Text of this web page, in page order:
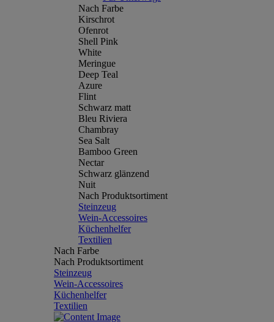
Nach Farbe
Kirschrot
Ofenrot
Shell Pink
White
Meringue
Deep Teal
Azure
Flint
Schwarz matt
Bleu Riviera
Chambray
Sea Salt
Bamboo Green
Nectar
Schwarz glänzend
Nuit
Nach Produktsortiment
Steinzeug
Wein-Accessoires
Küchenhelfer
Textilien
Nach Farbe
Nach Produktsortiment
Steinzeug
Wein-Accessoires
Küchenhelfer
Textilien